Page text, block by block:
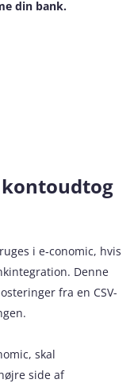
din bank.
i e‑conomic, hvis
Denne
fra en CSV-
skal
side af